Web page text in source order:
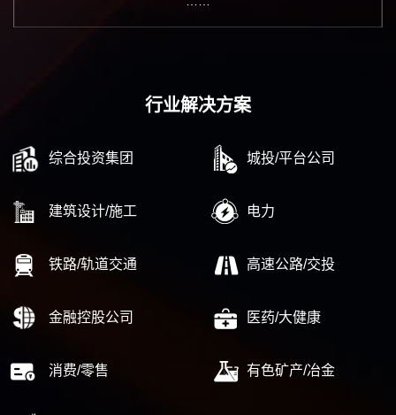
行业解决方案
综合投资集团 城投/平台公司
建筑设计/施工 电力
铁路/轨道交通 高速公路/交投
金融控股公司 医药/大健康
消费/零售 有色矿产/冶金